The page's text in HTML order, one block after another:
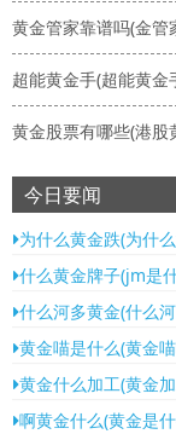
黄金管家靠谱吗(金管
超能黄金手(超能黄金
黄金股票有哪些(港股
今日要闻
为什么黄金跌(为什
什么黄金牌子(jm是
什么河多黄金(什么
黄金喵是什么(黄金
黄金什么加工(黄金
啊黄金什么(黄金是